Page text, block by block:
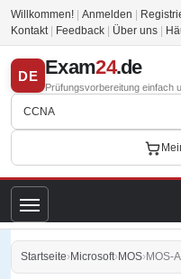
Willkommen! Anmelden
Kontakt
Feedback Über uns
DE Exam24.de
Prüfungsvorbereitung einfach
Startseite›Microsoft›MOS›MOS-